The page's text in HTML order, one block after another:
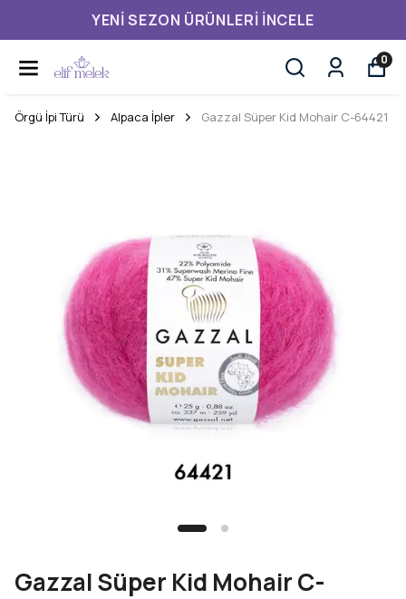
YENI SEZON ÜRÜNLERI İNCELE
0
Örgü İpi Türü Alpaca İpler Gazzal Süper Kid Mohair C-64421
Gazzal Süper Kid Mohair C-